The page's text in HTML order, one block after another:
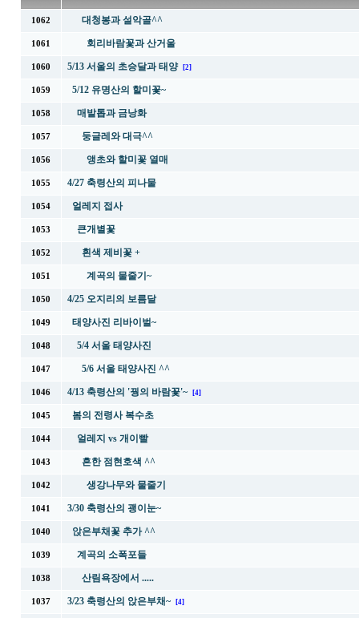
1062 대청봉과 설악골^^
1061 회리바람꽃과 산거울
1060 5/13 서울의 초승달과 태양 [2]
1059 5/12 유명산의 할미꽃~
1058 매발톱과 금낭화
1057 둥글레와 대극^^
1056 앵초와 할미꽃 열매
1055 4/27 축령산의 피나물
1054 얼레지 접사
1053 큰개별꽃
1052 흰색 제비꽃 +
1051 계곡의 물줄기~
1050 4/25 오지리의 보름달
1049 태양사진 리바이벌~
1048 5/4 서울 태양사진
1047 5/6 서울 태양사진 ^^
1046 4/13 축령산의 '꿩의 바람꽃'~ [4]
1045 봄의 전령사 복수초
1044 얼레지 vs 개이빨
1043 흔한 점현호색 ^^
1042 생강나무와 물줄기
1041 3/30 축령산의 괭이눈~
1040 앉은부채꽃 추가 ^^
1039 계곡의 소폭포들
1038 산림욕장에서 .....
1037 3/23 축령산의 앉은부채~ [4]